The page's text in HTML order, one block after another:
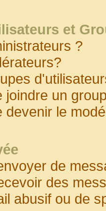
et
?
joindre un
devenir le
de
des
abusif ou de